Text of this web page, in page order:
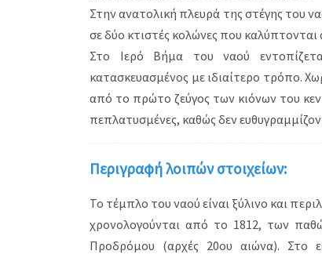
Στην ανατολική πλευρά της στέγης του
σε δύο κτιστές κολώνες που
Στο Ιερό Βήμα του ναού
κατασκευασμένος με ιδιαίτερο τρόπο.
από το πρώτο ζεύγος των κιόνων του
πεπλατυσμένες, καθώς δεν
Περιγραφή λοιπών στοιχείων:
Το τέμπλο του ναού είναι ξύλινο και
χρονολογούνται από το 1812, των
Προδρόμου (αρχές 20ου αιώνα). Στο